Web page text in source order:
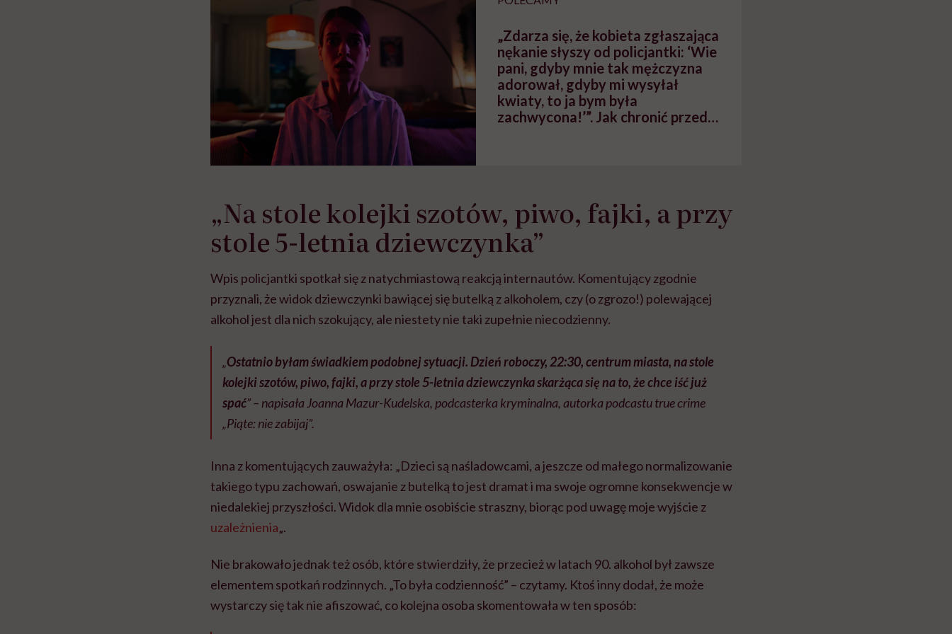
„Zdarza się, że kobieta zgłaszająca
nękanie słyszy od policjantki: ‘Wie
pani, gdyby mnie tak mężczyzna
adorował, gdyby mi wysyłał
kwiaty, to ja bym była
zachwycona!’”. Jak chronić przed
„Na stole kolejki szotów, piwo, fajki, a przy
stole 5-letnia dziewczynka”
Wpis policjantki spotkał się z natychmiastową reakcją internautów. Komentujący zgodnie
przyznali, że widok dziewczynki bawiącej się butelką z alkoholem, czy (o zgrozo!) polewającej
alkohol jest dla nich szokujący, ale niestety nie taki zupełnie niecodzienny.
„Ostatnio byłam świadkiem podobnej sytuacji. Dzień roboczy, 22:30, centrum miasta, na stole
kolejki szotów, piwo, fajki, a przy stole 5-letnia dziewczynka skarżąca się na to, że chce iść już
spać” – napisała Joanna Mazur-Kudelska, podcasterka kryminalna, autorka podcastu true crime
„Piąte: nie zabijaj”.
Inna z komentujących zauważyła: „Dzieci są naśladowcami, a jeszcze od małego normalizowanie
takiego typu zachowań, oswajanie z butelką to jest dramat i ma swoje ogromne konsekwencje w
niedalekiej przyszłości. Widok dla mnie osobiście straszny, biorąc pod uwagę moje wyjście z
uzależnienia„.
Nie brakowało jednak też osób, które stwierdziły, że przecież w latach 90. alkohol był zawsze
elementem spotkań rodzinnych. „To była codzienność” – czytamy. Ktoś inny dodał, że może
wystarczy się tak nie afiszować, co kolejna osoba skomentowała w ten sposób: